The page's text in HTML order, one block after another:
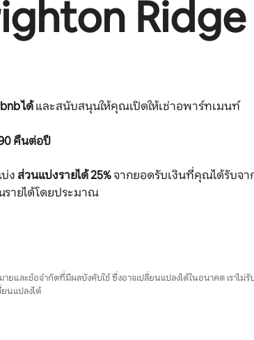
Ridge
ได้และสนับสนุนให้คุณเปิดให้เช่าอพาร์ทเมนท์
คืนต่อปี
ง ส่วนแบ่งรายได้ 25%จากยอดรับเงินที่คุณได้รับจา
รายได้โดยประมาณ
ยและข้อจำกัดที่มีผลบังคับใช้ ซึ่งอาจเปลี่ยนแปลงได้ในอนาคต เราไม่รั
นแปลงได้